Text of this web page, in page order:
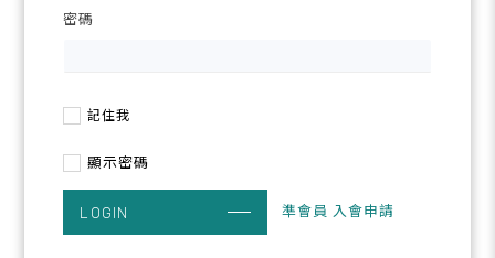
密碼
記住我
顯示密碼
LOGIN 準會員 入會申請